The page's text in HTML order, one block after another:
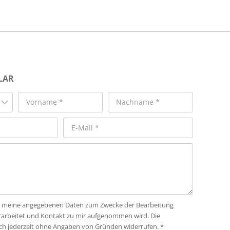
meine angegebenen Daten zum Zwecke der Bearbeitung
und Kontakt zu mir aufgenommen wird. Die
jederzeit ohne Angaben von Gründen widerrufen. *